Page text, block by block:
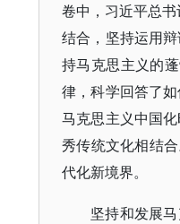
卷中，习近平总
结合，坚持运用
持马克思主义的
律，科学回答了
马克思主义中国
秀传统文化相结
代化新境界。
坚持和发展